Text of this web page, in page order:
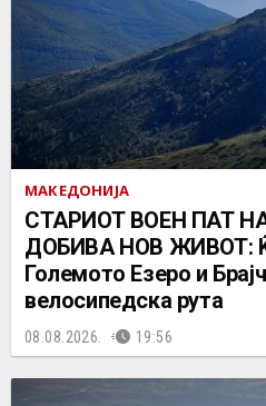
МАКЕДОНИЈА
СТАРИОТ ВОЕН ПАТ
ДОБИВА НОВ ЖИВОТ:
Големото Езеро и
велосипедска рута
08.08.2026. 19:56